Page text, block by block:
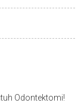
Odontektomi!